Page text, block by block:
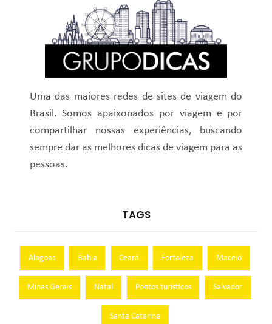
Uma das maiores redes de sites de viagem do
Brasil. Somos apaixonados por viagem e por
compartilhar nossas experiências, buscando
sempre dar as melhores dicas de viagem para as
pessoas.
TAGS
Alagoas Bahia Ceará Fortaleza Maceió
Minas Gerais Natal Pontos turísticos Salvador
Santa Catarina